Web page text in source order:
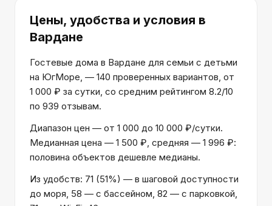
Цены, удобства и условия в
Вардане
Гостевые дома в Вардане для семьи с детьми
на ЮгМоре, — 140 проверенных вариантов, от
1 000 ₽ за сутки, со средним рейтингом 8.2/10
по 939 отзывам.
Диапазон цен — от 1 000 до 10 000 ₽/сутки.
Медианная цена — 1 500 ₽, средняя — 1 996 ₽:
половина объектов дешевле медианы.
Из удобств: 71 (51%) — в шаговой доступности
до моря, 58 — с бассейном, 82 — с парковкой,